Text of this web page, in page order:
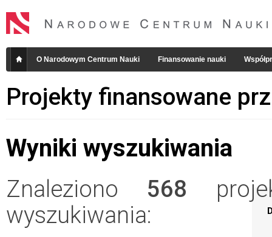
O Narodowym Centrum Nauki Finansowanie nauki
Projekty finansowane
Wyniki wyszukiwania
Znaleziono 568
wyszukiwania: